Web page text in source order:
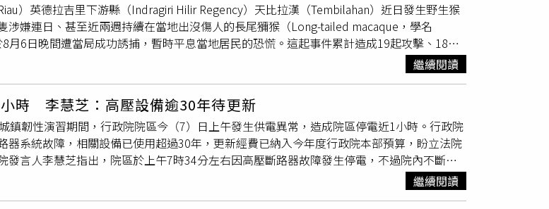
）英德拉吉里下游縣（Indragiri Hilir Regency）天比拉漢（Tembilahan）近日發生野生猴
涉嫌連日、甚至近兩週持續在當地出沒傷人的長尾獼猴（Long-tailed macaque，學名
月6日晚間遭當局成功誘捕，暫時平息當地居民的恐慌。這起事件累計造成19起攻擊、18人
襲擊，傷者包括孩童及長者，部分人因傷勢嚴重需縫合超過10針，並接種狂犬病疫苗。綜
獼猴自8月4日起頻繁出現在天比拉漢市區，專挑落單民眾攻擊，以咬傷、抓傷為主，導致不
接連發生，地方政府基於安全考量，一度宣布轄內40所學校停課，數百名學生改採線上教
攻擊。英德拉吉里下游縣消防與救援局表示，搜捕人員依據猴子經常出沒的位置架設鐵製誘
，終於成功將猴子誘捕。官方也公布捕獲畫面，只見猴子被關在鐵籠內，神情顯得十分緊
北干巴魯（Pekanbaru），交由廖內省自然資源保育署（BBKSDA）進一步觀察。消防與救
Junaidi Ismail）表示，截至目前共接獲19起攻擊通報，共有18人受傷，其中1人曾兩度遭到
猴子進行健康檢查、血液
及行為觀察，確認是否感染疾病，同時釐清牠為何突然出現
無法百分之百確認，被捕獲的這隻長尾獼猴就是所有攻擊事件的唯一元凶，因此後續仍將持
繼續閱讀
時 李慧芝：高壓設備逾30年待更新
鎮韌性演習期間，行政院院區今（7）日上午發生供電異常，造成院區停電近1小時。行政院
器系統故障，相關設備已使用超過30年，更新經費已納入今年度行政院本部預算，盼立法院
發言人李慧芝指出，院區於上午7時34分左右因高壓斷路器故障發生停電，不過院內不斷電
配合備用發電機投入運作，以維持必要供電。經台電公司協助搶修後，院區已順利恢復供
時，就已發現
繼續閱讀